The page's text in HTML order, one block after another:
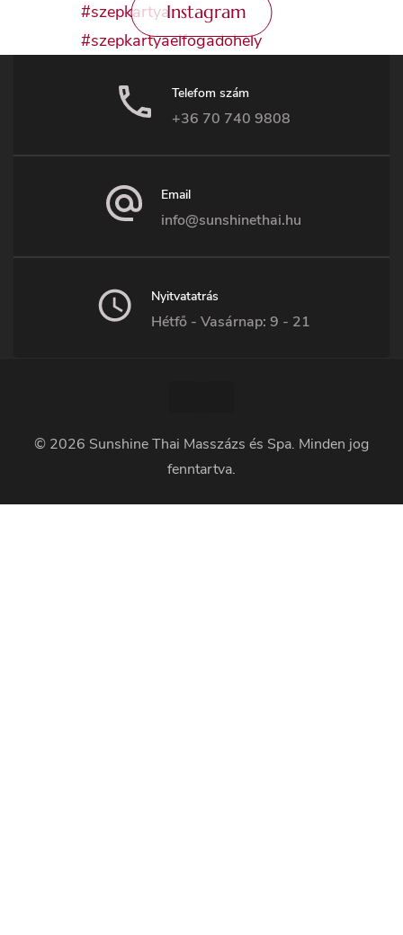
Instagram
Telefom szám
+36 70 740 9808
Email
info@sunshinethai.hu
Nyitvatatrás
Hétfő - Vasárnap: 9 - 21
© 2026 Sunshine Thai Masszázs és Spa. Minden jog
fenntartva.